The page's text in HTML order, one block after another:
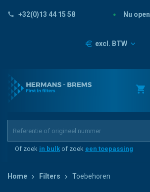
+32(0)13 44 15 58 Nu open
Prijzen
excl. BTW
Of zoek in bulk of zoek een toepassing
Home Filters Toebehoren